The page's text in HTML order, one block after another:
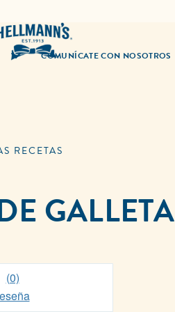
COMUNÍCATE CON NOSOTROS
RECETAS
GALLETA
Sin
puntuación.
Enlace
(0)